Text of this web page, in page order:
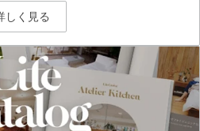
しく見る